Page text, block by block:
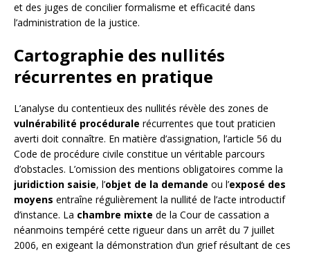
et des juges de concilier formalisme et efficacité dans
l’administration de la justice.
Cartographie des nullités
récurrentes en pratique
L’analyse du contentieux des nullités révèle des zones de
vulnérabilité procédurale récurrentes que tout praticien
averti doit connaître. En matière d’assignation, l’article 56 du
Code de procédure civile constitue un véritable parcours
d’obstacles. L’omission des mentions obligatoires comme la
juridiction saisie, l’objet de la demande ou l’exposé des
moyens entraîne régulièrement la nullité de l’acte introductif
d’instance. La chambre mixte de la Cour de cassation a
néanmoins tempéré cette rigueur dans un arrêt du 7 juillet
2006, en exigeant la démonstration d’un grief résultant de ces